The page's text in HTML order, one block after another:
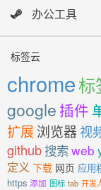
办公工具
标签云
chrome标
google 插件
扩展浏览器 视
github搜索web
定义 下载 网页 应用
https 添加 图标 tab 开发